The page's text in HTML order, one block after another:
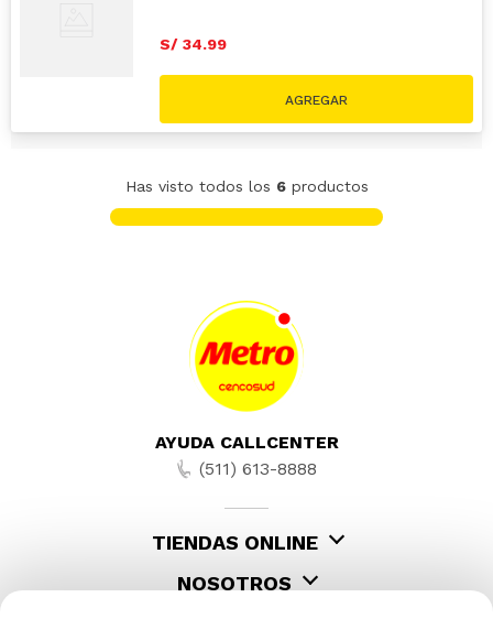
S/ 34.99
Has visto todos los 6productos
AYUDA CALLCENTER
(511) 613-8888
TIENDAS ONLINE
NOSOTROS